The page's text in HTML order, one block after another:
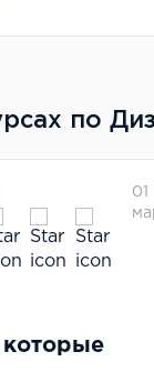
по
01
которые